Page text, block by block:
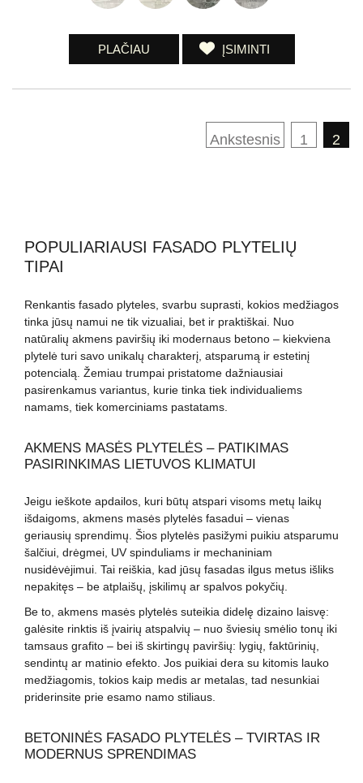
PLAČIAU ĮSIMINTI
Ankstesnis 1 2
POPULIARIAUSI FASADO PLYTELIŲ
TIPAI
Renkantis fasado plyteles, svarbu suprasti, kokios medžiagos
tinka jūsų namui ne tik vizualiai, bet ir praktiškai. Nuo
natūralių akmens paviršių iki modernaus betono – kiekviena
plytelė turi savo unikalų charakterį, atsparumą ir estetinį
potencialą. Žemiau trumpai pristatome dažniausiai
pasirenkamus variantus, kurie tinka tiek individualiems
namams, tiek komerciniams pastatams.
AKMENS MASĖS PLYTELĖS – PATIKIMAS
PASIRINKIMAS LIETUVOS KLIMATUI
Jeigu ieškote apdailos, kuri būtų atspari visoms metų laikų
išdaigoms, akmens masės plytelės fasadui – vienas
geriausių sprendimų. Šios plytelės pasižymi puikiu atsparumu
šalčiui, drėgmei, UV spinduliams ir mechaniniam
nusidėvėjimui. Tai reiškia, kad jūsų fasadas ilgus metus išliks
nepakitęs – be atplaišų, įskilimų ar spalvos pokyčių.
Be to, akmens masės plytelės suteikia didelę dizaino laisvę:
galėsite rinktis iš įvairių atspalvių – nuo šviesių smėlio tonų iki
tamsaus grafito – bei iš skirtingų paviršių: lygių, faktūrinių,
sendintų ar matinio efekto. Jos puikiai dera su kitomis lauko
medžiagomis, tokios kaip medis ar metalas, tad nesunkiai
priderinsite prie esamo namo stiliaus.
BETONINĖS FASADO PLYTELĖS – TVIRTAS IR
MODERNUS SPRENDIMAS